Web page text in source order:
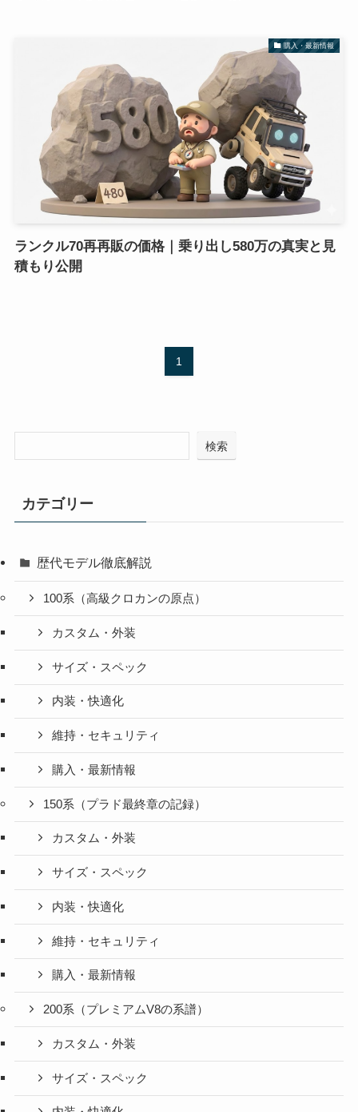
購入・最新情報
ランクル70再再販の価格｜乗り出し580万の真実と見
積もり公開
1
検索
カテゴリー
歴代モデル徹底解説
100系（高級クロカンの原点）
カスタム・外装
サイズ・スペック
内装・快適化
維持・セキュリティ
購入・最新情報
150系（プラド最終章の記録）
カスタム・外装
サイズ・スペック
内装・快適化
維持・セキュリティ
購入・最新情報
200系（プレミアムV8の系譜）
カスタム・外装
サイズ・スペック